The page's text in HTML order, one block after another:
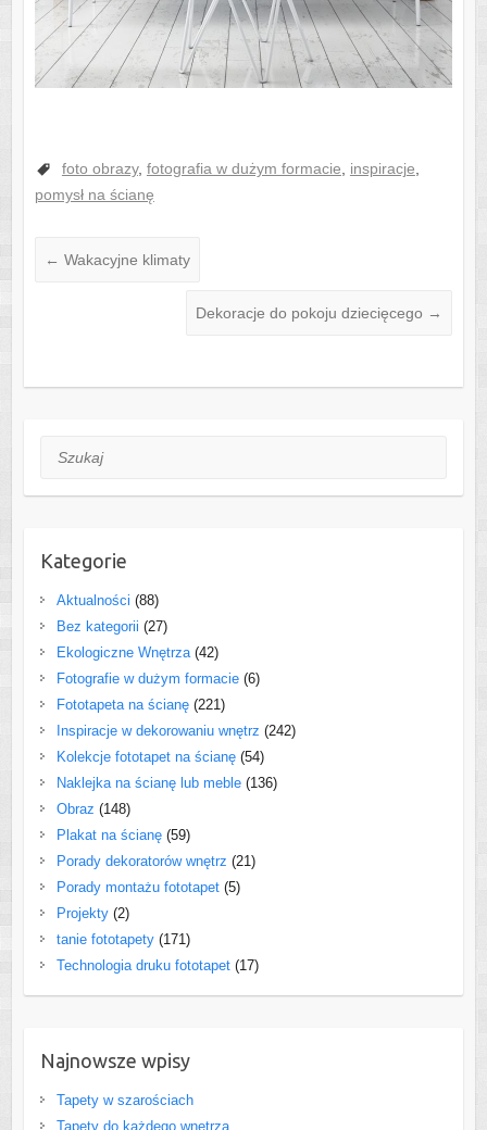
foto obrazy, fotografia w dużym formacie inspiracje
pomysł na ścianę
← Wakacyjne klimaty
Dekoracje do pokoju dziecięcego →
Szukaj
Kategorie
Aktualności (88)
Bez kategorii (27)
Ekologiczne Wnętrza(42)
Fotografie w dużym formacie(6)
Fototapeta na ścianę(221)
Inspiracje w dekorowaniu wnętrz (242)
Kolekcje fototapet na ścianę(54)
Naklejka na ścianę lub meble(136)
Obraz (148)
Plakat na ścianę(59)
Porady dekoratorów wnętrz (21)
Porady montażu fototapet(5)
Projekty(2)
tanie fototapety(171)
Technologia druku fototapet(17)
Najnowsze wpisy
Tapety w szarościach
Tapety do każdego wnętrza